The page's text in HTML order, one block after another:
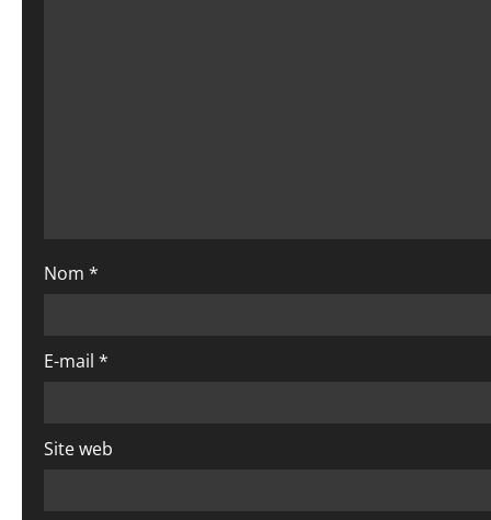
a
t
c
Nom *
E-mail *
Site web